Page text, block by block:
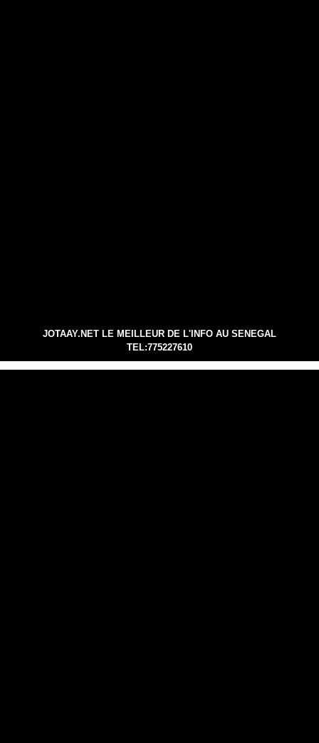
JOTAAY.NET LE MEILLEUR DE L'INFO AU SENEGAL
TEL:775227610